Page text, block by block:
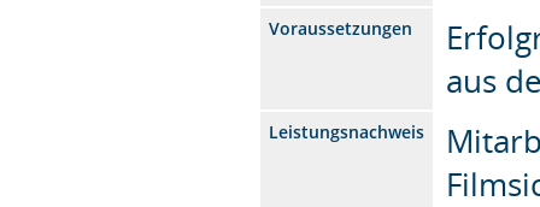
Voraussetzungen
aus
Leistungsnachweis